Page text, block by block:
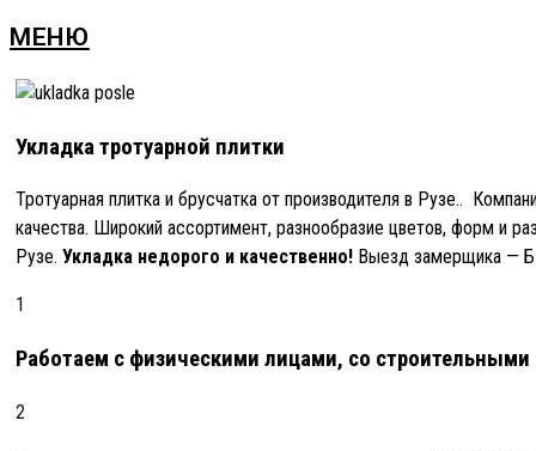
МЕНЮ
Укладка тротуарной плитки
Тротуарная плитка и брусчатка от производителя в Рузе..
качества. Широкий ассортимент, разнообразие цветов, форм и
Рузе. Укладка недорого и качественно! Выезд замерщика —
1
Работаем с физическими лицами, со
2